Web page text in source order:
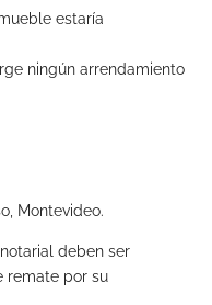
estaría
ningún arrendamiento
Montevideo.
deben ser
remate por su